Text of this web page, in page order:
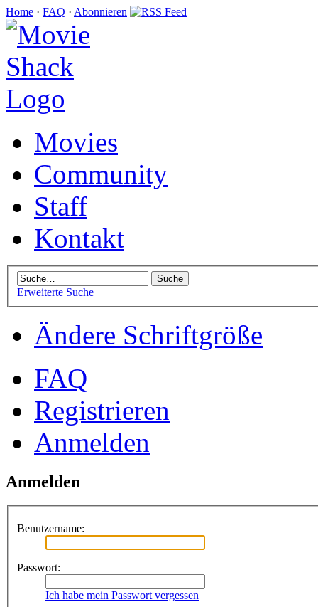
Home · FAQ · Abonnieren
Movies
Community
Staff
Kontakt
Erweiterte Suche
Ändere Schriftgröße
FAQ
Registrieren
Anmelden
Anmelden
Benutzername:
Passwort:
Ich habe mein Passwort vergessen